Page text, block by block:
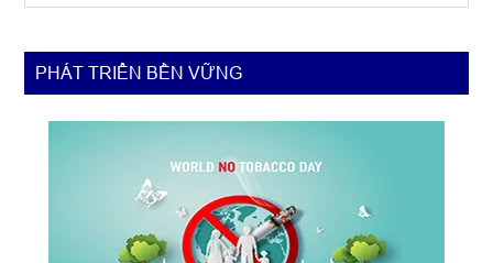
dân
PHÁT TRIỂN BỀN VỮNG